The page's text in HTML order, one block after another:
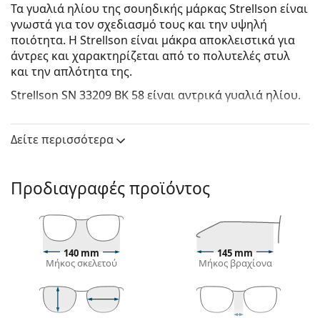
Τα γυαλιά ηλίου της σουηδικής μάρκας Strellson είναι
γνωστά για τον σχεδιασμό τους και την υψηλή
ποιότητα. Η Strellson είναι μάκρα αποκλειστικά για
άντρες και χαρακτηρίζεται από το πολυτελές στυλ
και την απλότητα της.
Strellson SN 33209 BK 58είναι αντρικά γυαλιά ηλίου.
Το μαύρο χρώμα του σκελετού ταιριάζει απόλυτα
Οι τετράγωνοι σκελετοί γυαλιών ηλίου
ή τριγωνικό σχήμα προσώπου.
Ο σκελετός των γυαλιών ηλίου είναι
κατασκευασμένος από υψηλής ποιότητας
πλαστικό, το οποίο προσφέρει μεγάλη αντοχή και
άνεση.
Φακός γυαλιών ηλίου
Δείτε περισσότερα
Προδιαγραφές προϊόντος
140 mm
Μήκος σκελετού
145 mm
Μήκος βραχίονα